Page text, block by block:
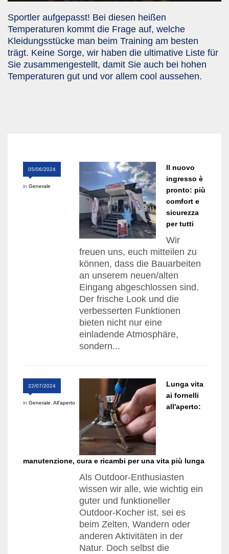
Sportler aufgepasst! Bei diesen heißen
Temperaturen kommt die Frage auf, welche
Kleidungsstücke man beim Training am besten
trägt. Keine Sorge, wir haben die ultimative Liste für
Sie zusammengestellt, damit Sie auch bei hohen
Temperaturen gut und vor allem cool aussehen.
05/06/2024
in Generale
Il nuovo
ingresso è
pronto: più
comfort e
sicurezza
per tutti
Wir
freuen uns, euch mitteilen zu
können, dass die Bauarbeiten
an unserem neuen/alten
Eingang abgeschlossen sind.
Der frische Look und die
verbesserten Funktionen
bieten nicht nur eine
einladende Atmosphäre,
sondern...
22/07/2024
in Generale, All'aperto
Lunga vita
ai fornelli
all'aperto:
manutenzione, cura e ricambi per una vita più lunga
Als Outdoor-Enthusiasten
wissen wir alle, wie wichtig ein
guter und funktioneller
Outdoor-Kocher ist, sei es
beim Zelten, Wandern oder
anderen Aktivitäten in der
Natur. Doch selbst die